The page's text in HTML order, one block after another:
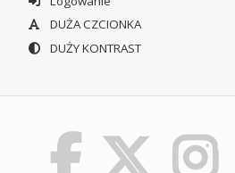
DUŻA CZCIONKA
DUŻY KONTRAST